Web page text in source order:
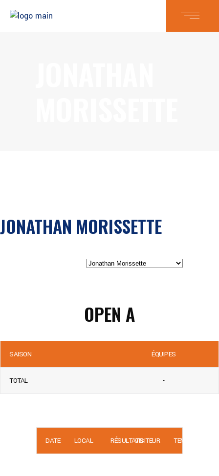
JONATHAN MORISSETTE
OPEN A
SAISON ÉQUIPES
TOTAL -
DATE LOCAL RÉSULTATSVISITEUR TEMPS